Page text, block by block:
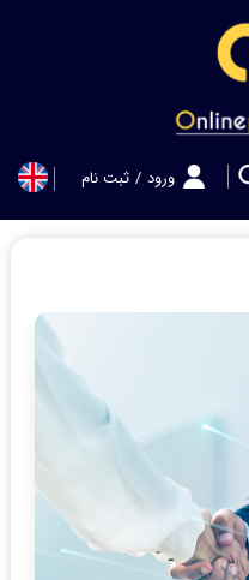
ورود / ثبت نام